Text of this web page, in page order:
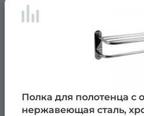
Полка для полотенца с
нержавеющая сталь,